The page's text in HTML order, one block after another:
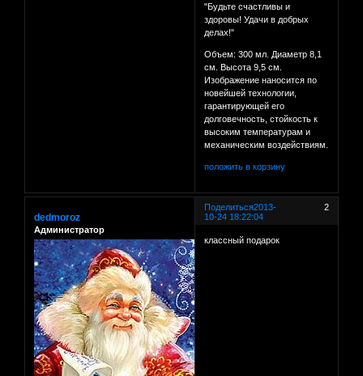
"Будьте счастливы и
здоровы! Удачи в добрых
делах!"
Объем: 300 мл. Диаметр 8,1
см. Высота 9,5 см.
Изображение наносится по
новейшей технологии,
гарантирующей его
долговечность, стойкость к
высоким температурам и
механическим воздействиям.
положить в корзину
Поделиться 2
2013-
10-24 18:22:04
dedmoroz
Администратор
классный подарок